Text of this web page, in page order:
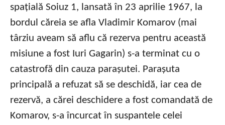
spațială Soiuz 1, lansată în 23 aprilie 1967, la
bordul căreia se afla Vladimir Komarov (mai
târziu aveam să aflu că rezerva pentru această
misiune a fost Iuri Gagarin) s-a terminat cu o
catastrofă din cauza parașutei. Parașuta
principală a refuzat să se deschidă, iar cea de
rezervă, a cărei deschidere a fost comandată de
Komarov, s-a încurcat în suspantele celei